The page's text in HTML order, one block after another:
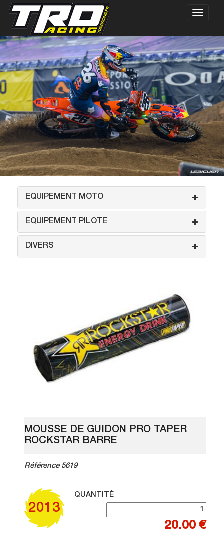
EQUIPEMENT MOTO
EQUIPEMENT PILOTE
DIVERS
MOUSSE DE GUIDON PRO TAPER
ROCKSTAR BARRE
Référence 5619
2013
QUANTITÉ
20.00 €